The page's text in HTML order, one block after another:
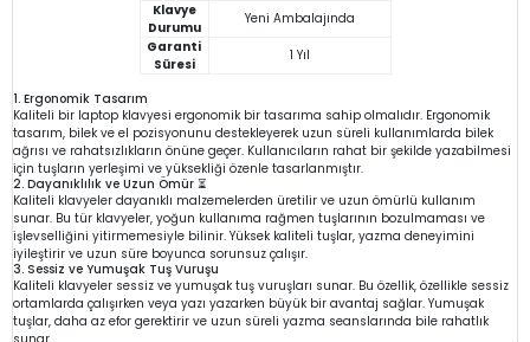
Klavye
Durumu
Yeni Ambalajında
Garanti
Süresi
1 Yıl
1. Ergonomik Tasarım
Kaliteli bir laptop klavyesi ergonomik bir tasarıma sahip olmalıdır. Ergonomik
tasarım, bilek ve el pozisyonunu destekleyerek uzun süreli kullanımlarda bilek
ağrısı ve rahatsızlıkların önüne geçer. Kullanıcıların rahat bir şekilde yazabilmesi
için tuşların yerleşimi ve yüksekliği özenle tasarlanmıştır.
2. Dayanıklılık ve Uzun Ömür ⏳
Kaliteli klavyeler dayanıklı malzemelerden üretilir ve uzun ömürlü kullanım
sunar. Bu tür klavyeler, yoğun kullanıma rağmen tuşlarının bozulmaması ve
işlevselliğini yitirmemesiyle bilinir. Yüksek kaliteli tuşlar, yazma deneyimini
iyileştirir ve uzun süre boyunca sorunsuz çalışır.
3. Sessiz ve Yumuşak Tuş Vuruşu
Kaliteli klavyeler sessiz ve yumuşak tuş vuruşları sunar. Bu özellik, özellikle sessiz
ortamlarda çalışırken veya yazı yazarken büyük bir avantaj sağlar. Yumuşak
tuşlar, daha az efor gerektirir ve uzun süreli yazma seanslarında bile rahatlık